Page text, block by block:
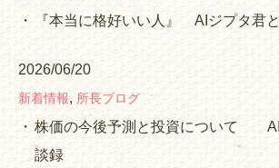
『本当に格好いい人』 AIジプタ君
2026/06/20
新着情報, 所長ブログ
株価の今後予測と投資について AI
談録